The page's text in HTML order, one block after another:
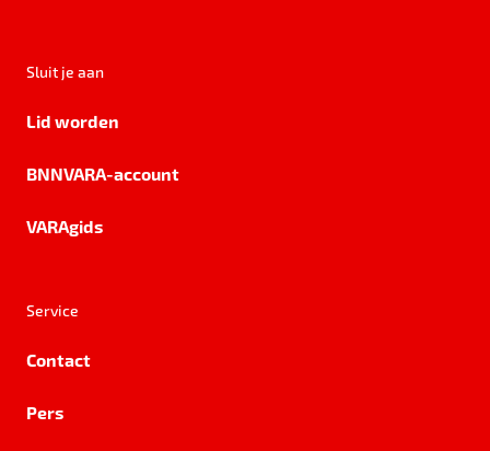
Sluit je aan
Lid worden
BNNVARA-account
VARAgids
Service
Contact
Pers